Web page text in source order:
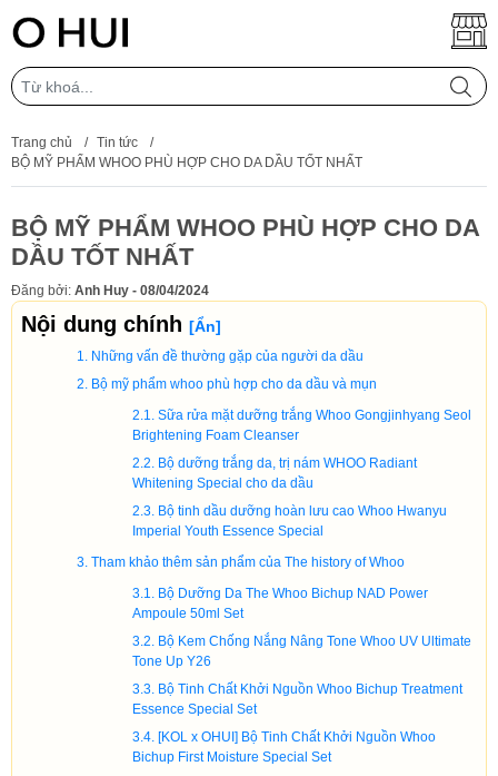
Trang chủ / Tin tức
/
BỘ MỸ PHẨM WHOO PHÙ HỢP CHO DA DẦU TỐT NHẤT
BỘ MỸ PHẨM WHOO PHÙ HỢP CHO DA
DẦU TỐT NHẤT
Đăng bởi: Anh Huy - 08/04/2024
Nội dung chính [Ẩn]
Những vấn đề thường gặp của người da dầu
Bộ mỹ phẩm whoo phù hợp cho da dầu và mụn
Sữa rửa mặt dưỡng trắng Whoo Gongjinhyang Seol
Brightening Foam Cleanser
Bộ dưỡng trắng da, trị nám WHOO Radiant
Whitening Special cho da dầu
Bộ tinh dầu dưỡng hoàn lưu cao Whoo Hwanyu
Imperial Youth Essence Special
Tham khảo thêm sản phẩm của The history of Whoo
Bộ Dưỡng Da The Whoo Bichup NAD Power
Ampoule 50ml Set
Bộ Kem Chống Nắng Nâng Tone Whoo UV Ultimate
Tone Up Y26
Bộ Tinh Chất Khởi Nguồn Whoo Bichup Treatment
Essence Special Set
[KOL x OHUI] Bộ Tinh Chất Khởi Nguồn Whoo
Bichup First Moisture Special Set